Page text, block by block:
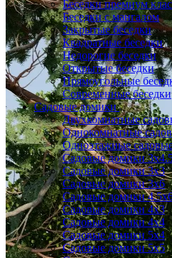
Беседки премиум
Беседки с мангалом
Закрытые беседки
Квадратные беседки
Недорогие беседки
Открытые беседки
Прямоугольные
Современные беседки
Садовые домики
Двухкомнатные
Однокомнатные
Одноэтажные
Садовые домики
Садовые домики 3х3
Садовые домики 3х6
Садовые домики
Садовые домики 4x3
Садовые домики 4x4
Садовые домики 5х4
Садовые домики 5х5